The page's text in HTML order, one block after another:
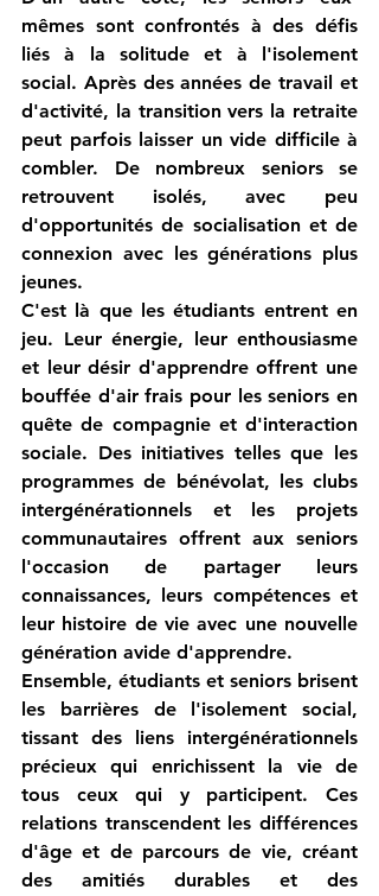
mêmes sont confrontés à des défis
liés à la solitude et à l'isolement
social. Après des années de travail et
d'activité, la transition vers la retraite
peut parfois laisser un vide difficile à
combler. De nombreux seniors se
retrouvent isolés, avec peu
d'opportunités de socialisation et de
connexion avec les générations plus
jeunes.
C'est là que les étudiants entrent en
jeu. Leur énergie, leur enthousiasme
et leur désir d'apprendre offrent une
bouffée d'air frais pour les seniors en
quête de compagnie et d'interaction
sociale. Des initiatives telles que les
programmes de bénévolat, les clubs
intergénérationnels et les projets
communautaires offrent aux seniors
l'occasion de partager leurs
connaissances, leurs compétences et
leur histoire de vie avec une nouvelle
génération avide d'apprendre.
Ensemble, étudiants et seniors brisent
les barrières de l'isolement social,
tissant des liens intergénérationnels
précieux qui enrichissent la vie de
tous ceux qui y participent. Ces
relations transcendent les différences
d'âge et de parcours de vie, créant
des amitiés durables et des